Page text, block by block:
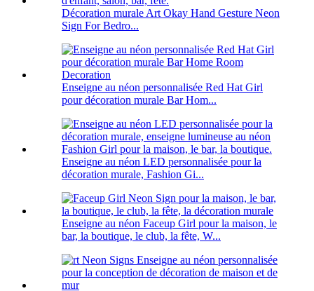
Décoration murale Art Okay Hand Gesture Neon
Sign For Bedro...
Enseigne au néon personnalisée Red Hat Girl
pour décoration murale Bar Hom...
Enseigne au néon LED personnalisée pour la
décoration murale, Fashion Gi...
Enseigne au néon Faceup Girl pour la maison, le
bar, la boutique, le club, la fête, W...